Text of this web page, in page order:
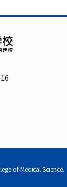
of Medical Science.